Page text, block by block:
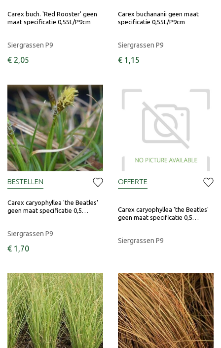
Carex buch. 'Red Rooster' geen
maat specificatie 0,55L/P9cm
Siergrassen P9
€ 2,05
Carex buchananii geen maat
specificatie 0,55L/P9cm
Siergrassen P9
€ 1 ,15
Carex caryophyllea 'the Beatles'
geen maat specificatie 0,5…
Siergrassen P9
€ 1 ,70
BESTELLEN
Carex caryophyllea 'the Beatles'
geen maat specificatie 0,5…
Siergrassen P9
OFFERTE